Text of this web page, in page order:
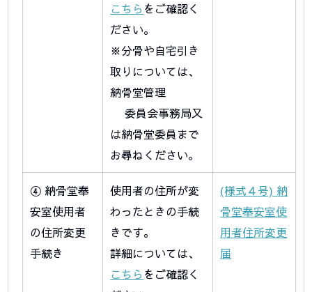
こちら をご確認く
ださい。
※分骨や自宅引き
取りについては、
納骨堂管理
委員会事務局又
は納骨堂委員まで
お尋ねください。
④ 納骨堂奉
安室使用者
の住所変更
手続き
使用者の住所が変
わったときの手続
きです。
詳細については、
こちら をご確認く
(様式４号) 納
骨堂奉安室使
用者住所変更
届